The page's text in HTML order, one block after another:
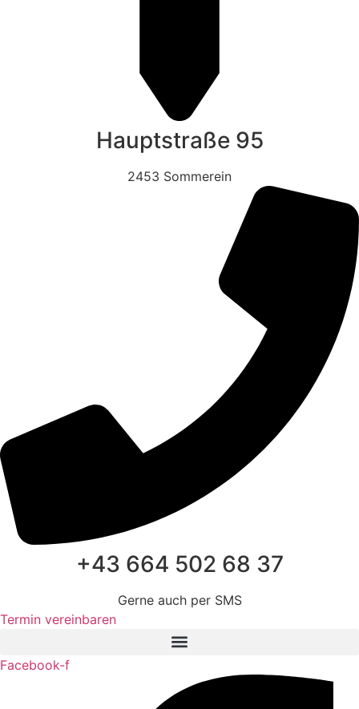
Hauptstraße 95
2453 Sommerein
+43 664 502 68 37
Gerne auch per SMS
Termin vereinbaren
Facebook-f